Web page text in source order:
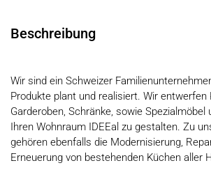
Beschreibung
Wir sind ein Schweizer
Produkte plant und realisiert. Wir entwerfen
Garderoben, Schränke, sowie Spezialmöbel
Ihren Wohnraum IDEEal zu gestalten. Zu
gehören ebenfalls die Modernisierung,
Erneuerung von bestehenden Küchen aller